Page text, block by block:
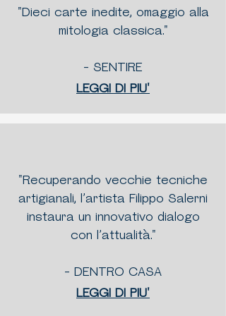
"Dieci carte inedite, omaggio alla
mitologia classica."
- SENTIRE
LEGGI DI PIU'
"Recuperando vecchie tecniche
artigianali, l’artista Filippo Salerni
instaura un innovativo dialogo
con l’attualità."
- DENTRO CASA
LEGGI DI PIU'